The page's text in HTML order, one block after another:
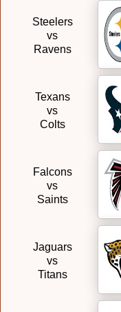
Steelers
vs
Ravens
Texans
vs
Colts
Falcons
vs
Saints
Jaguars
vs
Titans